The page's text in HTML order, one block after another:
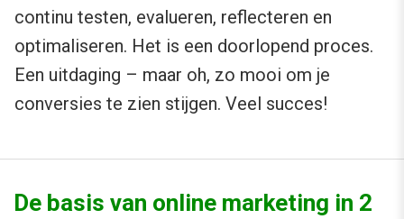
continu testen, evalueren, reflecteren en
optimaliseren. Het is een doorlopend proces.
Een uitdaging – maar oh, zo mooi om je
conversies te zien stijgen. Veel succes!
De basis van online marketing in 2